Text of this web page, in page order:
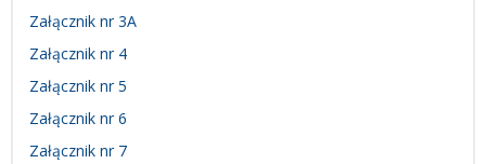
Załącznik nr 3A
Załącznik nr 4
Załącznik nr 5
Załącznik nr 6
Załącznik nr 7